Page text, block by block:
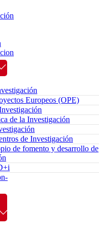
Europeos (OPE)
de la Investigación
de Investigación
de fomento y desarrollo de